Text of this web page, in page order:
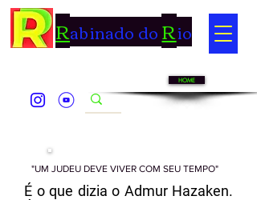
Rabinado doRio
HOME
"UM JUDEU DEVE VIVER COM SEU TEMPO"
É o que dizia o Admur Hazaken.